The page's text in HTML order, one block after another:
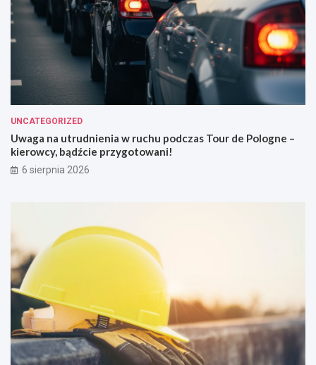
UNCATEGORIZED
Uwaga na utrudnienia w ruchu podczas Tour de Pologne –
kierowcy, bądźcie przygotowani!
6 sierpnia 2026